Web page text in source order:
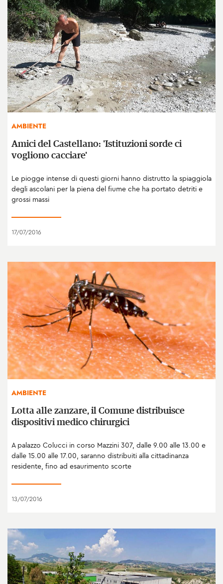
AMBIENTE
Amici del Castellano: 'Istituzioni sorde ci
vogliono cacciare'
Le piogge intense di questi giorni hanno distrutto la spiaggiola
degli ascolani per la piena del fiume che ha portato detriti e
grossi massi
17/07/2016
AMBIENTE
Lotta alle zanzare, il Comune distribuisce
dispositivi medico chirurgici
A palazzo Colucci in corso Mazzini 307, dalle 9.00 alle 13.00 e
dalle 15.00 alle 17.00, saranno distribuiti alla cittadinanza
residente, fino ad esaurimento scorte
13/07/2016